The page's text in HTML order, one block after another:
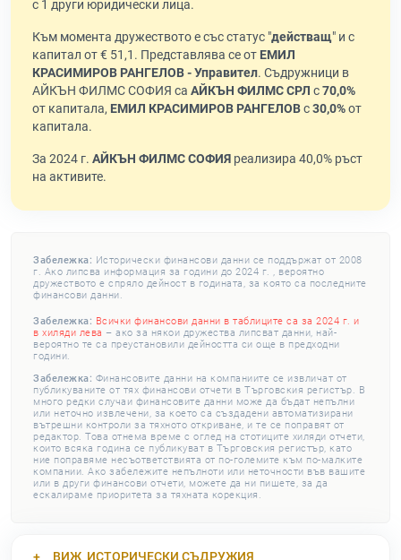
с 1 други юридически лица.
Към момента дружеството е със статус "действащ" и с
капитал от € 51,1. Представлява се от ЕМИЛ
КРАСИМИРОВ РАНГЕЛОВ - Управител. Съдружници в
АЙКЪН ФИЛМС СОФИЯ са АЙКЪН ФИЛМС СРЛ с70,0%
от капитала, ЕМИЛ КРАСИМИРОВ РАНГЕЛОВс30,0%от
капитала.
За 2024 г. АЙКЪН ФИЛМС СОФИЯ реализира 40,0% ръст
на активите.
Забележка: Исторически финансови данни се поддържат от 2008
г. Ако липсва информация за години до 2024 г. , вероятно
дружеството е спряло дейност в годината, за която са последните
финансови данни.
Забележка: Всички финансови данни в таблиците са за 2024 г. и
в хиляди лева – ако за някои дружества липсват данни, най-
вероятно те са преустановили дейността си още в предходни
години.
Забележка: Финансовите данни на компаниите се извличат от
публикуваните от тях финансови отчети в Търговския регистър. В
много редки случаи финансовите данни може да бъдат непълни
или неточно извлечени, за което са създадени автоматизирани
вътрешни контроли за тяхното откриване, и те се поправят от
редактор. Това отнема време с оглед на стотиците хиляди отчети,
които всяка година се публикуват в Търговския регистър, като
ние поправяме несъответствията от по-големите към по-малките
компании. Ако забележите непълноти или неточности във вашите
или в други финансови отчети, можете да ни пишете, за да
ескалираме приоритета за тяхната корекция.
ВИЖ ИСТОРИЧЕСКИ СЪДРУЖИЯ